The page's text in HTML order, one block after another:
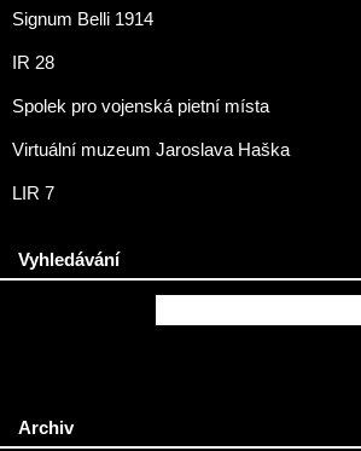
Signum Belli 1914
IR 28
Spolek pro vojenská pietní místa
Virtuální muzeum Jaroslava Haška
LIR 7
Vyhledávání
Archiv